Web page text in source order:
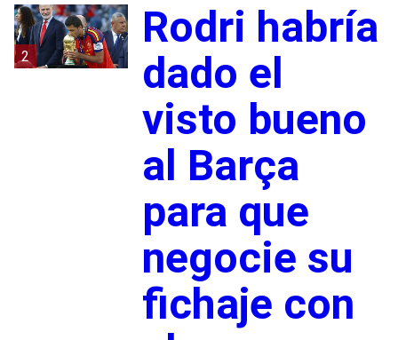
2
Rodri habría
dado el
visto bueno
al Barça
para que
negocie su
fichaje con